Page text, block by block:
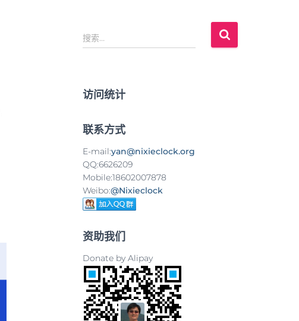
搜
索
搜索…
访问统计
联系方式
E-mail:yan@nixieclock.org
QQ:6626209
Mobile:18602007878
Weibo:@Nixieclock
资助我们
Donate by Alipay